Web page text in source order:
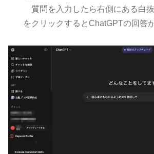
質問を入力したら右側にある白
をクリックするとChatGPTの回答